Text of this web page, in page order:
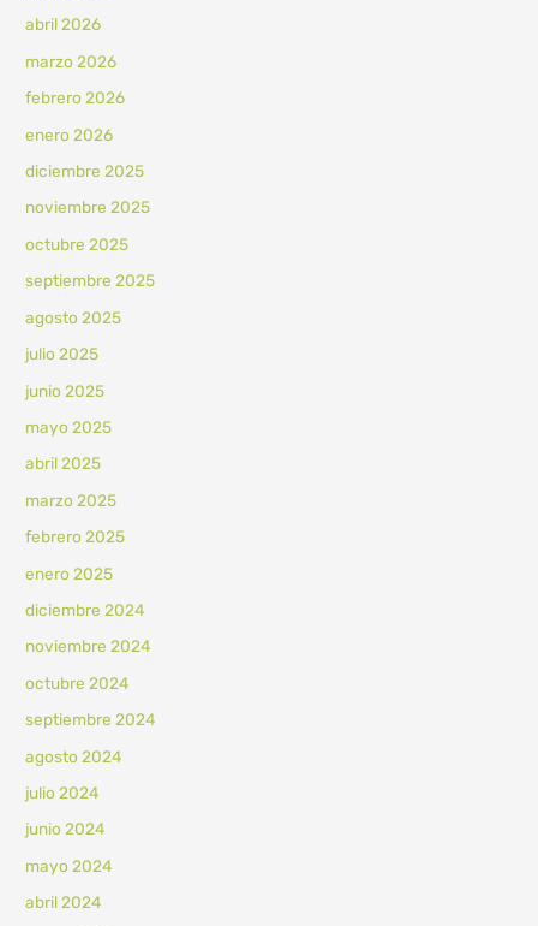
abril 2026
marzo 2026
febrero 2026
enero 2026
diciembre 2025
noviembre 2025
octubre 2025
septiembre 2025
agosto 2025
julio 2025
junio 2025
mayo 2025
abril 2025
marzo 2025
febrero 2025
enero 2025
diciembre 2024
noviembre 2024
octubre 2024
septiembre 2024
agosto 2024
julio 2024
junio 2024
mayo 2024
abril 2024